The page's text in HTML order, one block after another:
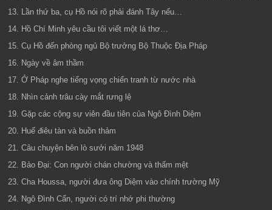
13. Lần thứ ba, cụ Hồ nói rõ phải đánh Tây nếu…
14. Hồ Chí Minh yêu cầu tôi viết một lá thơ…
15. Cụ Hồ đến phòng ngủ Bộ trưởng Bộ Thuộc Địa Pháp
16. Ngày về âm thầm
17. Ở Pháp nghe tiếng vọng chiến tranh từ nước nhà
18. Nhìn cảnh trâu cày mắt rưng lệ
19. Gặp các cộng sự viên đầu tiên của Ngô Đình Diệm
20. Huế điêu tàn và buồn thảm
21. Câu chuyện bên lò sưởi năm 1948
22. Bảo Đại: Con người chán chường và thấm mệt
23. Cha Houssa, người đưa ông Diệm vào chính trường Mỹ
24. Ngô Đình Cẩn, người có trí nhớ phi thường